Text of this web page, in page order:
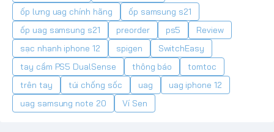
ốp lưng uag chính hãng
ốp samsung s21
ốp uag samsung s21
preorder ps5
Review
sạc nhanh iphone 12
spigen
SwitchEasy
tay cầm PS5 DualSense
thông báo
tomtoc
trên tay
túi chống sốc uag
uag iphone 12
uag samsung note 20
Ví Sen